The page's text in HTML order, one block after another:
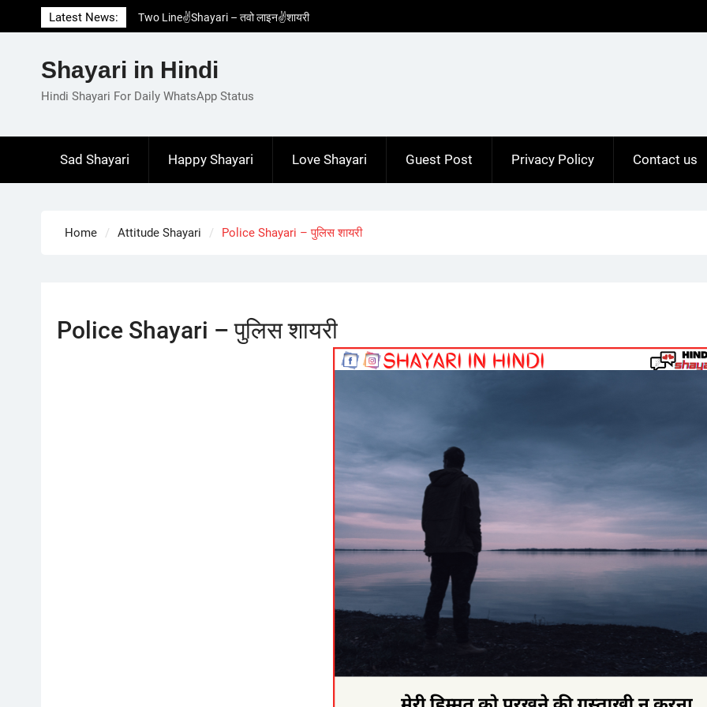
to
Latest News:
Two Line✌️Shayari – तवो लाइन✌️शायरी
Love😓Lines In Hindi – लव😓लाइन्स इन हिंदी
Love🥳Poetry In Hindi – लव🥳पोएट्री इन हिंदी
1 Line☝️Shayari In Hindi – १ लाइन☝️शायरी इन
Shayari in Hindi
Hindi Shayari For Daily WhatsApp Status
Sad Shayari Happy Shayari Love Shayari Guest Post Privacy Policy Contact us
Home Attitude Shayari Police Shayari – पुलिस शायरी
Police Shayari – पुलिस शायरी